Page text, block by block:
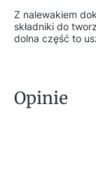
Z nalewakiem
składniki do
dolna część to
Opinie